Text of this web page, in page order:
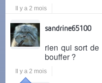
Il y a 2 mois
sandrine65100
rien qui sort
bouffer ?
Il y a 2 mois